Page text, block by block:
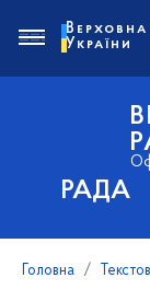
РАДА
України
Головна